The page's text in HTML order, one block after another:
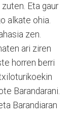
Eta gaur
alkate ohia.
zen.
ari ziren
horren berri
Barandarani.
Barandiaran